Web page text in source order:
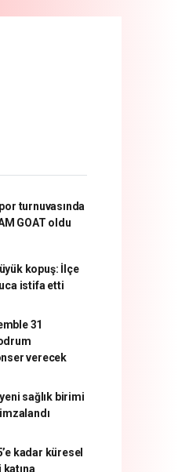
turnuvasında
GOAT oldu
kopuş: İlçe
istifa etti
31
verecek
sağlık birimi
kadar küresel
katına